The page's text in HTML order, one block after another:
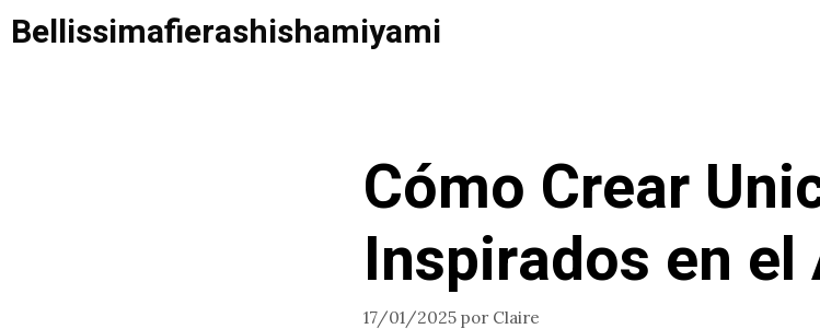
Saltar
alBellissimafierashishamiyami
Cómo Crear
Inspirados en
17/01/2025 por Claire